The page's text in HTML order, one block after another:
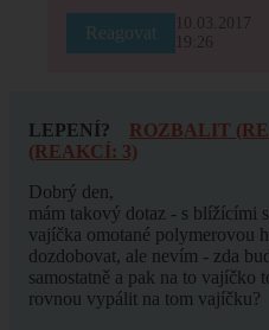
Reagovat
10.03.2017
19:26
LEPENÍ? ROZBALIT
(REAKCÍ: 3)
Dobrý den,
mám takový dotaz - s blížícími
vajíčka omotané polymerovou
dozdobovat, ale nevím - zda
samostatně a pak na to vajíčko
rovnou vypálit na tom vajíčku?